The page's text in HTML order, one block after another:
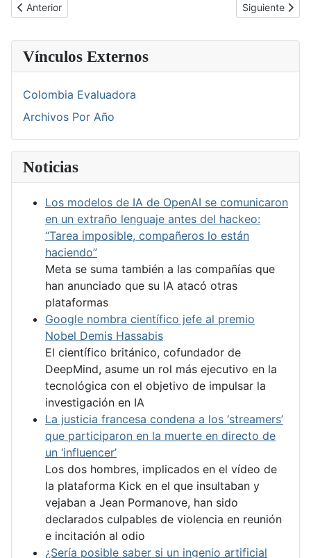
Artículo anterior: SEMANA DEL NIÑO
Anterior Artículo
Siguiente
Vínculos Externos
Colombia Evaluadora
Archivos Por Año
Noticias
Los modelos de IA de OpenAI se comunicaron
en un extraño lenguaje antes del hackeo:
“Tarea imposible, compañeros lo están
haciendo”
Meta se suma también a las compañías que
han anunciado que su IA atacó otras
plataformas
Google nombra científico jefe al premio
Nobel Demis Hassabis
El científico británico, cofundador de
DeepMind, asume un rol más ejecutivo en la
tecnológica con el objetivo de impulsar la
investigación en IA
La justicia francesa condena a los ‘streamers’
que participaron en la muerte en directo de
un ‘influencer’
Los dos hombres, implicados en el vídeo de
la plataforma Kick en el que insultaban y
vejaban a Jean Pormanove, han sido
declarados culpables de violencia en reunión
e incitación al odio
¿Sería posible saber si un ingenio artificial